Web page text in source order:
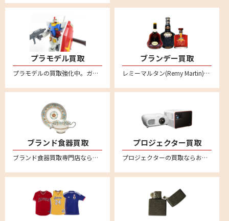
プラモデル買取
プラモデルの買取強化中。ガンダムや自動車、バイク、飛行機、船、お城など不要になったプラモデルはリムーブへお売りください。
ブランデー買取
レミーマルタン(Remy Martin)、ヘネシー(Hennessy)、カミュ(CAMUS)など各種コニャックの買取ならぜひリムーブへ。バカラボトルの高級コニャックは特に高額買取強化中です
ブランド食器買取
ブランド食器買取専門店ならリムーブ。ウェッジウッド、マイセン、ロイヤルコペンハーゲン、ヘレンド、リチャードジノリ、バカラなど高価買取。不要になった食器を宅配キットに詰めて送るだけの簡単宅配買取。全国対応・送料無料
プロジェクター買取
プロジェクターの買取ならお任せください！全国対応の宅配買取でカンタン買取。ご不要になったエプソンやソニー、キャノン、アンカー、ベンキューなど幅広いメーカーのプロジェクターの売却はリムーブへ。買取相場価格のご相談もお待ちしております。